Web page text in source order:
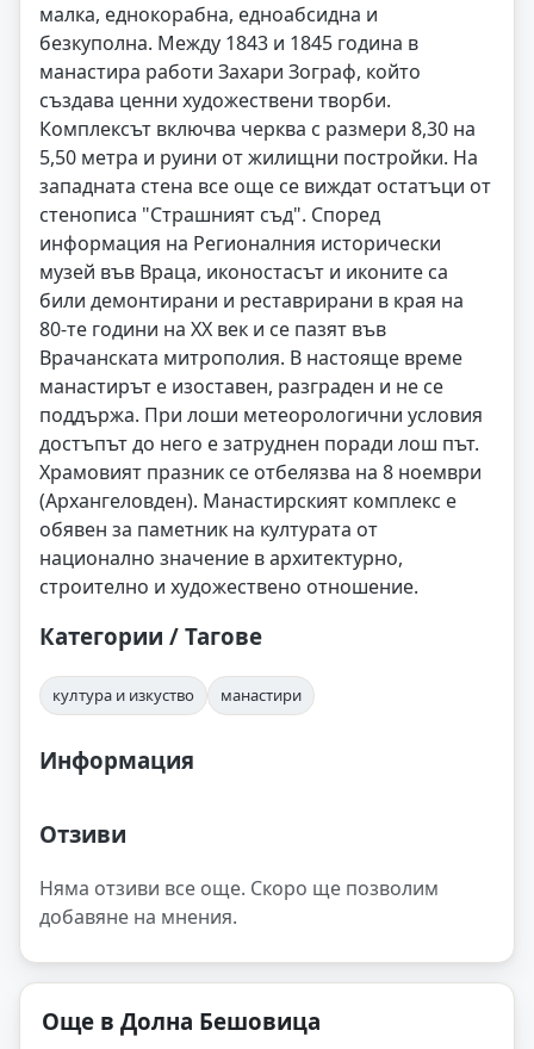
малка, еднокорабна, едноабсидна и
безкуполна. Между 1843 и 1845 година в
манастира работи Захари Зограф, който
създава ценни художествени творби.
Комплексът включва черква с размери 8,30 на
5,50 метра и руини от жилищни постройки. На
западната стена все още се виждат остатъци от
стенописа "Страшният съд". Според
информация на Регионалния исторически
музей във Враца, иконостасът и иконите са
били демонтирани и реставрирани в края на
80-те години на XX век и се пазят във
Врачанската митрополия. В настояще време
манастирът е изоставен, разграден и не се
поддържа. При лоши метеорологични условия
достъпът до него е затруднен поради лош път.
Храмовият празник се отбелязва на 8 ноември
(Архангеловден). Манастирският комплекс е
обявен за паметник на културата от
национално значение в архитектурно,
строително и художествено отношение.
Категории / Тагове
култура и изкуство манастири
Информация
Отзиви
Няма отзиви все още. Скоро ще позволим
добавяне на мнения.
Още в Долна Бешовица